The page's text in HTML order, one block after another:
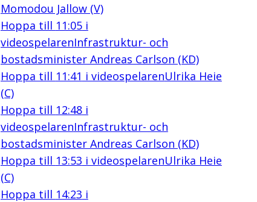
Momodou Jallow (V)
Hoppa till 11:05i
videospelarenInfrastruktur- och
bostadsminister Andreas Carlson (KD)
Hoppa till 11:41 i videospelarenUlrika Heie
(C)
Hoppa till 12:48i
videospelarenInfrastruktur- och
bostadsminister Andreas Carlson (KD)
Hoppa till 13:53 i videospelarenUlrika Heie
(C)
Hoppa till 14:23 i